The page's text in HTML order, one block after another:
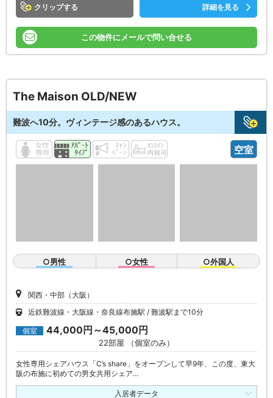
クリップ 詳細を見る
この物件にメールで問い合せる
The Maison OLD/NEW
難波へ10分。ヴィンテージ感のあるハウス。
空室
○男性 ○女性 ○外国人
関西・中部（大阪）
近鉄難波線・大阪線・奈良線布施駅
難波駅まで10分
個室 44,000円～45,000円
22部屋 （個室のみ）
女性専用シェアハウス「C’s share」をオープンして早9年、この度、東大
阪の布施に初めての男女共用シェア…
入居者データ